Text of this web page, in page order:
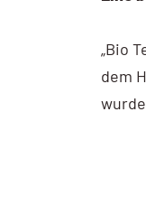
„Bio
dem